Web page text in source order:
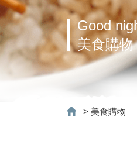
Good
美食購物
> 美食購物